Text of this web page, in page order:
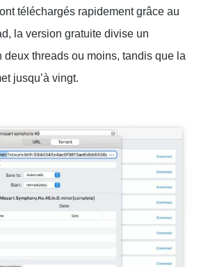
téléchargés rapidement grâce au
la version gratuite divise un
deux threads ou moins, tandis que la
jusqu’à vingt.